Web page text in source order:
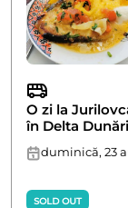
O zi la
în Delta
duminică, 23
SOLD OUT